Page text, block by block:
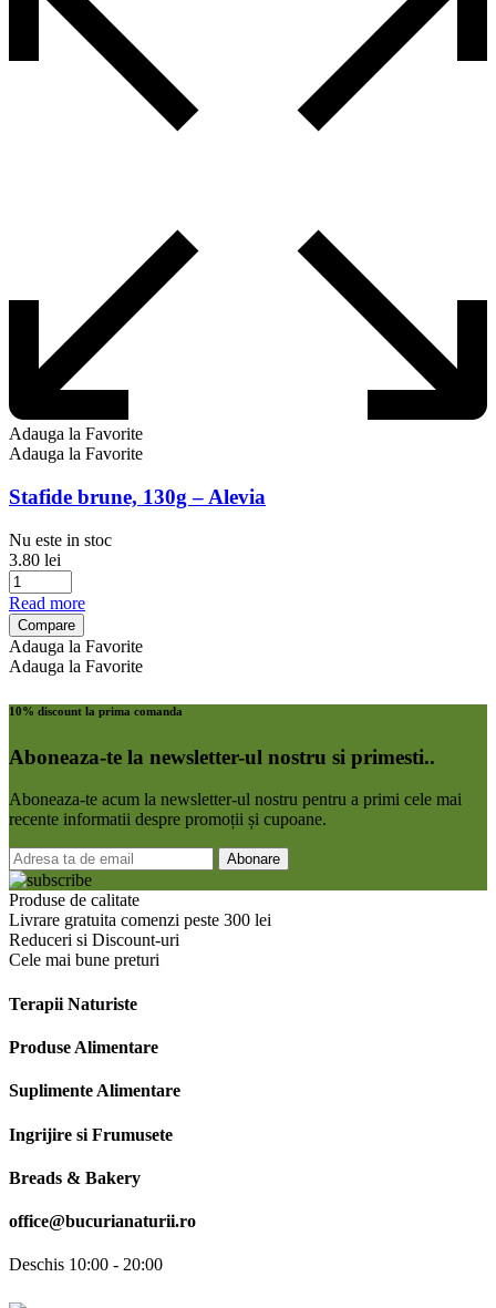
Adauga la Favorite
Adauga la Favorite
Stafide brune, 130g – Alevia
Nu este in stoc
3.80 lei
Read more
Compare
Adauga la Favorite
Adauga la Favorite
10% discount la prima comanda
Aboneaza-te la newsletter-ul nostru si primesti..
Aboneaza-te acum la newsletter-ul nostru pentru a primi cele mai
recente informatii despre promoții și cupoane.
Produse de calitate
Livrare gratuita comenzi peste 300 lei
Reduceri si Discount-uri
Cele mai bune preturi
Terapii Naturiste
Produse Alimentare
Suplimente Alimentare
Ingrijire si Frumusete
Breads & Bakery
office@bucurianaturii.ro
Deschis 10:00 - 20:00